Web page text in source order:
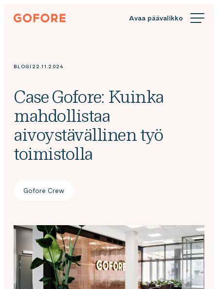
Siirry
suoraan
Gofore
knowledge
BLOGI 22.11.2024
Case Gofore: Kuinka
mahdollistaa
aivoystävällinen työ
toimistolla
Gofore Crew